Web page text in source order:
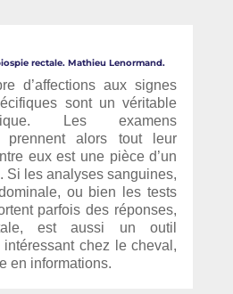
rectale. Mathieu Lenormand.
d’affections aux signes
sont un véritable
Les examens
prennent alors tout leur
eux est une pièce d’un
Si les analyses sanguines,
ou bien les tests
parfois des réponses,
est aussi un outil
chez le cheval,
en informations.